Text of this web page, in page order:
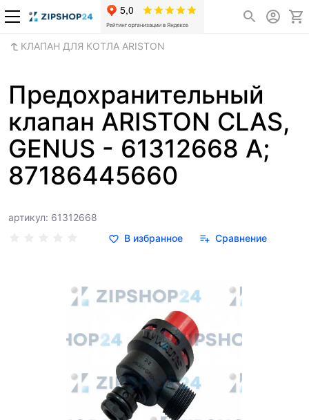
КЛАПАН ДЛЯ КОТЛА ARISTON
Предохранительный
клапан ARISTON CLAS,
GENUS - 61312668 A;
87186445660
артикул: 61312668
В избранное
Сравнение